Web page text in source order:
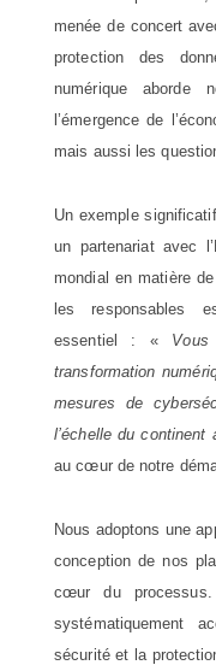
menée de concert
protection des
numérique
l’émergence de
mais aussi les
Un exemple
un partenariat avec
mondial en matière
les responsables
essentiel : «
transformation
mesures de
l’échelle du continent
au cœur de notre
Nous adoptons une
conception de nos
cœur du processus.
systématiquement
sécurité et la